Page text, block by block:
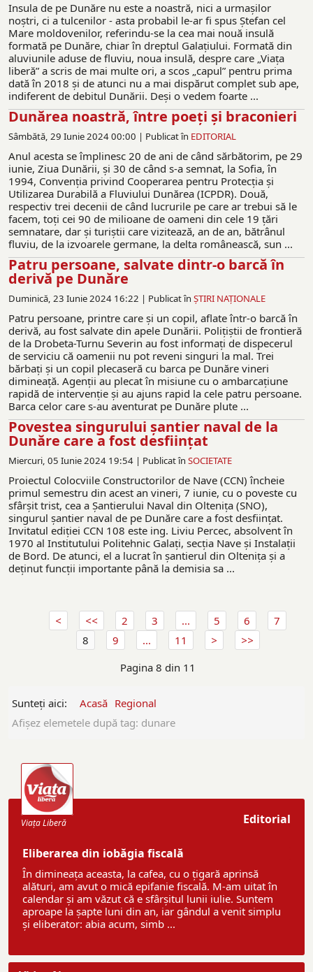
Insula de pe Dunăre nu este a noastră, nici a urmașilor
noștri, ci a tulcenilor - asta probabil le-ar fi spus Ștefan cel
Mare moldovenilor, referindu-se la cea mai nouă insulă
formată pe Dunăre, chiar în dreptul Galațiului. Formată din
aluviunile aduse de fluviu, noua insulă, despre care „Viața
liberă” a scris de mai multe ori, a scos „capul” pentru prima
dată în 2018 și de atunci nu a mai dispărut complet sub ape,
indiferent de debitul Dunării. Deși o vedem foarte ...
Dunărea noastră, între poeţi şi braconieri
Sâmbătă, 29 Iunie 2024 00:00 | Publicat în EDITORIAL
Anul acesta se împlinesc 20 de ani de când sărbătorim, pe 29
iunie, Ziua Dunării, şi 30 de când s-a semnat, la Sofia, în
1994, Convenția privind Cooperarea pentru Protecția și
Utilizarea Durabilă a Fluviului Dunărea (ICPDR). Două,
respectiv trei decenii de când lucrurile pe care ar trebui să le
facem, toţi cei 90 de milioane de oameni din cele 19 ţări
semnatare, dar şi turiştii care vizitează, an de an, bătrânul
fluviu, de la izvoarele germane, la delta românească, sun ...
Patru persoane, salvate dintr-o barcă în
derivă pe Dunăre
Duminică, 23 Iunie 2024 16:22 | Publicat în ŞTIRI NAŢIONALE
Patru persoane, printre care și un copil, aflate într-o barcă în
derivă, au fost salvate din apele Dunării. Polițiștii de frontieră
de la Drobeta-Turnu Severin au fost informați de dispecerul
de serviciu că oamenii nu pot reveni singuri la mal. Trei
bărbați și un copil plecaseră cu barca pe Dunăre vineri
dimineață. Agenții au plecat în misiune cu o ambarcațiune
rapidă de intervenție și au ajuns rapid la cele patru persoane.
Barca celor care s-au aventurat pe Dunăre plute ...
Povestea singurului șantier naval de la
Dunăre care a fost desființat
Miercuri, 05 Iunie 2024 19:54 | Publicat în SOCIETATE
Proiectul Colocviile Constructorilor de Nave (CCN) încheie
primul semestru din acest an vineri, 7 iunie, cu o poveste cu
sfârșit trist, cea a Șantierului Naval din Oltenița (SNO),
singurul șantier naval de pe Dunăre care a fost desființat.
Invitatul ediției CCN 108 este ing. Liviu Percec, absolvent în
1970 al Institutului Politehnic Galați, secția Nave și Instalații
de Bord. De atunci, el a lucrat în șantierul din Oltenița și a
deținut funcții importante până la demisia sa ...
2 3 ... 5 6
7
8
9 ...
11
Pagina 8 din 11
Sunteți aici: Acasă Regional
Afişez elemetele după tag: dunare
Editorial
Viaţa Liberă
Eliberarea din iobăgia fiscală
În dimineața aceasta, la cafea, cu o țigară aprinsă
alături, am avut o mică epifanie fiscală. M-am uitat în
calendar și am văzut că e sfârșitul lunii iulie. Suntem
aproape la șapte luni din an, iar gândul a venit simplu
și eliberator: abia acum, simb ...